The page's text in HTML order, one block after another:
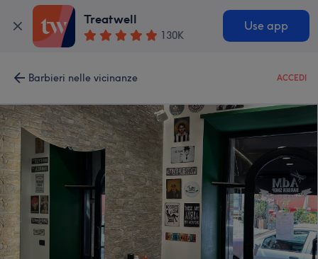
Treatwell
130K
Use app
Barbieri nelle vicinanze ACCEDI